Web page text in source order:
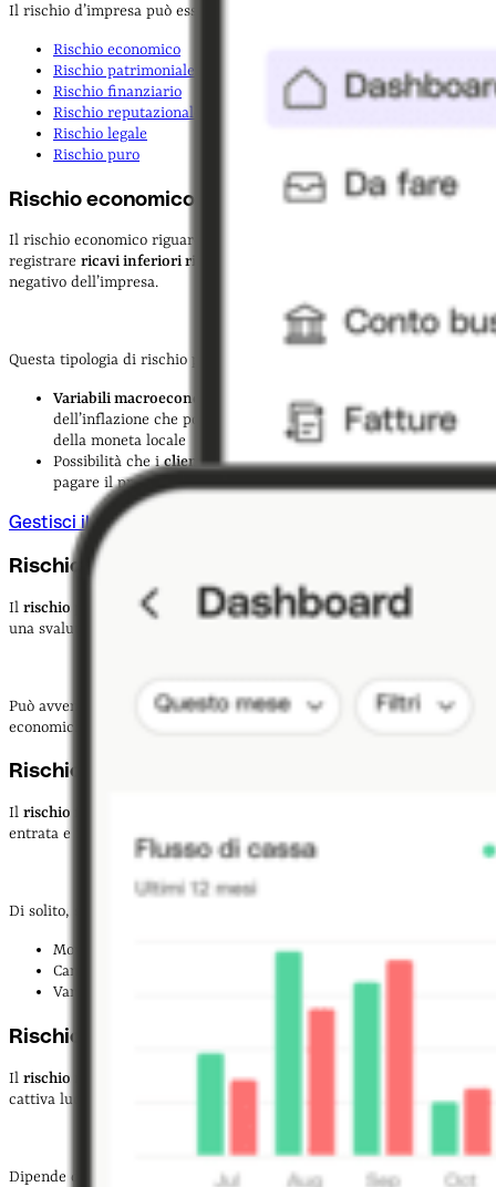
Il rischio d’impresa può essere di vari tipi:
Rischio economico
Rischio patrimoniale
Rischio finanziario
Rischio reputazionale
Rischio legale
Rischio puro
Rischio economico
Il rischio economico riguarda le situazioni che portano l’impresa a
registrare ricavi inferiori rispetto ai costi,
negativo dell’impresa.
Questa tipologia di rischio può essere causata da:
Variabili macroeconomiche
, ad esempio l’aumento
dell’inflazione che porta a una perdita del potere d’acquisto
della moneta locale
Possibilità che iclientinon abbiano abbastanzaliquiditàda
pagare il prezzo del prodotto o servizio offerto dall’azienda
Gestisci il flusso di cassa con Qonto
Rischio patrimoniale
Il rischio patrimoniale
comprende tutte le circostanze che portano a
una svalutazione dei beni di un’impresa.
Può avvenire per varie ragioni, soprattutto dovute alle condizioni
economiche.
Rischio finanziario
Il rischio finanziario
entrata e in uscita e incide sulla liquidità.
Di solito, si verifica quando ci sono:
Movimenti repentini al rialzo o al ribasso dei
Cambiamenti del
Variazioni dei
Rischio reputazionale
Il rischio reputazionale
riguarda le notizie che possono mettere in
cattiva luce l’impresa e danneggiare la sua reputazione sul mercato.
Dipende da fattori: